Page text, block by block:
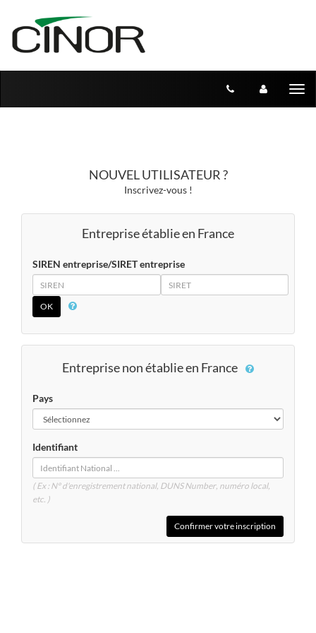
NOUVEL UTILISATEUR ?
Inscrivez-vous !
Entreprise établie en France
SIREN entreprise/SIRET entreprise
SIREN
SIRET
Entreprise non établie en France
Pays
Identifiant
( Ex : N° d'enregistrement national, DUNSNumber, numéro local,
etc. )